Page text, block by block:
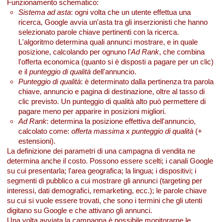
Funzionamento schematico:
Sistema ad asta: ogni volta che un utente effettua una
ricerca, Google avvia un'asta tra gli inserzionisti che hanno
selezionato parole chiave pertinenti con la ricerca.
L'algoritmo determina quali annunci mostrare, e in quale
posizione, calcolando per ognuno l'Ad Rank, che combina
l'offerta economica (quanto si è disposti a pagare per un clic)
e ilpunteggio di qualità dell'annuncio.
Punteggio di qualità: è determinato dalla pertinenza tra parola
chiave, annuncio e pagina di destinazione, oltre al tasso di
clic previsto. Un punteggio di qualità alto può permettere di
pagare meno per apparire in posizioni migliori.
Ad Rank: determina la posizione effettiva dell'annuncio,
calcolato come:offerta massima xpunteggio di qualità (+
estensioni).
La definizione dei parametri di una campagna di vendita ne
determina anche il costo. Possono essere scelti; i canali Google
su cui presentarla; l'area geografica; la lingua; i dispositivi; i
segmenti di pubblico a cui mostrare gli annunci (targeting per
interessi, dati demografici, remarketing, ecc.); le parole chiave
su cui si vuole essere trovati, che sono i termini che gli utenti
digitano su Google e che attivano gli annunci.